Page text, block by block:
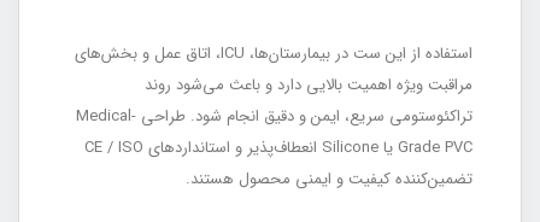
استفاده از این ست در بیمارستان‌ها، ICU، اتاق عمل و بخش‌های
مراقبت ویژه اهمیت بالایی دارد و باعث می‌شود روند
تراکئوستومی سریع، ایمن و دقیق انجام شود. طراحی Medical-
Grade PVC یا Silicone انعطاف‌پذیر و استانداردهای CE / ISO
تضمین‌کننده کیفیت و ایمنی محصول هستند.